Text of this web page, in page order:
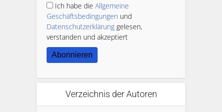
Ich habe die Allgemeine
Geschäftsbedingungen und
Datenschutzerklärung gelesen,
verstanden und akzeptiert
Abonnieren
Verzeichnis der Autoren